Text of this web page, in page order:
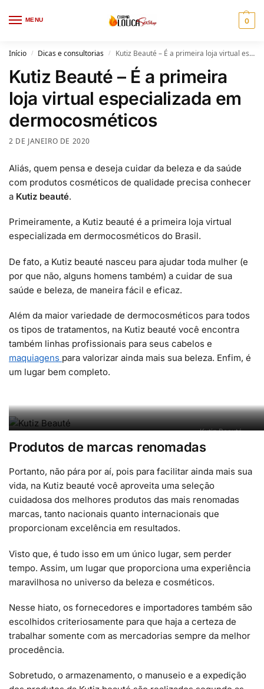
MENU 0
Início / Dicas e consultorias / Kutiz Beauté – É a primeira loja virtual especializada em dermocosméticos
Kutiz Beauté – É a primeira
loja virtual especializada em
dermocosméticos
2 DE JANEIRO DE 2020
Aliás, quem pensa e deseja cuidar da beleza e da saúde
com produtos cosméticos de qualidade precisa conhecer
a Kutiz beauté.
Primeiramente, a Kutiz beauté é a primeira loja virtual
especializada em dermocosméticos do Brasil.
De fato, a Kutiz beauté nasceu para ajudar toda mulher (e
por que não, alguns homens também) a cuidar de sua
saúde e beleza, de maneira fácil e eficaz.
Além da maior variedade de dermocosméticos para todos
os tipos de tratamentos, na Kutiz beauté você encontra
também linhas profissionais para seus cabelos e
maquiagens para valorizar ainda mais sua beleza. Enfim, é
um lugar bem completo.
Kutiz Beauté
Produtos de marcas renomadas
Portanto, não pára por aí, pois para facilitar ainda mais sua
vida, na Kutiz beauté você aproveita uma seleção
cuidadosa dos melhores produtos das mais renomadas
marcas, tanto nacionais quanto internacionais que
proporcionam excelência em resultados.
Visto que, é tudo isso em um único lugar, sem perder
tempo. Assim, um lugar que proporciona uma experiência
maravilhosa no universo da beleza e cosméticos.
Nesse hiato, os fornecedores e importadores também são
escolhidos criteriosamente para que haja a certeza de
trabalhar somente com as mercadorias sempre da melhor
procedência.
Sobretudo, o armazenamento, o manuseio e a expedição